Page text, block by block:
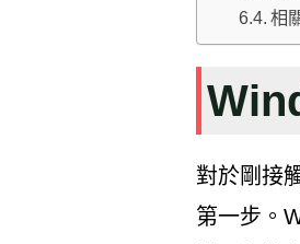
相
對於剛接
第一步。